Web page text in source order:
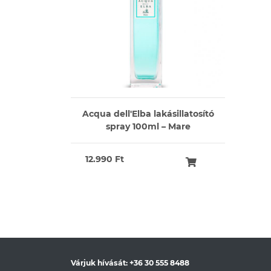
Acqua dell'Elba lakásillatosító
spray 100ml – Mare
12.990 Ft
Várjuk hívását: +36 30 555 8488